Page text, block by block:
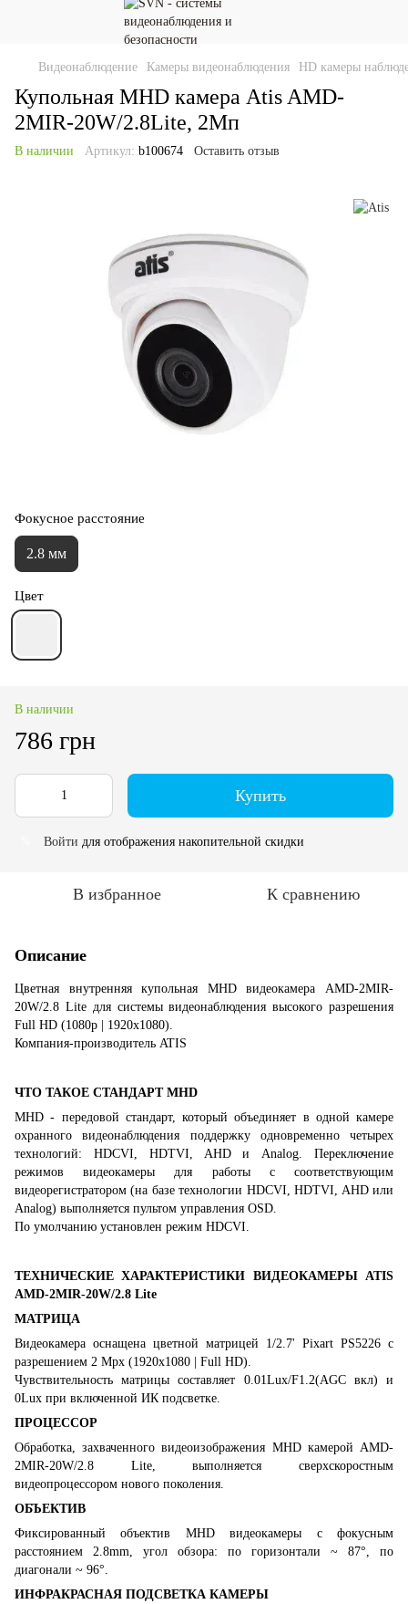
Видеонаблюдение Камеры видеонаблюдения HD камеры
Купольная MHD камера Atis AMD-
2MIR-20W/2.8Lite, 2Мп
В наличии Артикул: b100674 Оставить отзыв
Фокусное расстояние
2.8 мм
Цвет
В наличии
786 грн
Купить
Войти для отображения накопительной скидки
В избранное К сравнению
Описание
Цветная внутренняя купольная MHD видеокамера AMD-2MIR-
20W/2.8 Lite для системы видеонаблюдения высокого разрешения
Full HD (1080p | 1920х1080).
Компания-производитель ATIS
ЧТО ТАКОЕ СТАНДАРТ MHD
MHD - передовой стандарт, который объединяет в одной камере
охранного видеонаблюдения поддержку одновременно четырех
технологий: HDCVI, HDTVI, AHD и Analog. Переключение
режимов видеокамеры для работы с соответствующим
видеорегистратором (на базе технологии HDCVI, HDTVI, AHD или
Analog) выполняется пультом управления OSD.
По умолчанию установлен режим HDCVI.
ТЕХНИЧЕСКИЕ ХАРАКТЕРИСТИКИ ВИДЕОКАМЕРЫ ATIS
AMD-2MIR-20W/2.8 Lite
МАТРИЦА
Видеокамера оснащена цветной матрицей 1/2.7' Pixart PS5226 с
разрешением 2 Mpx (1920х1080 | Full HD).
Чувствительность матрицы составляет 0.01Lux/F1.2(AGC вкл) и
0Lux при включенной ИК подсветке.
ПРОЦЕССОР
Обработка, захваченного видеоизображения MHD камерой AMD-
2MIR-20W/2.8 Lite, выполняется сверхскоростным
видеопроцессором нового поколения.
ОБЪЕКТИВ
Фиксированный объектив MHD видеокамеры с фокусным
расстоянием 2.8mm, угол обзора: по горизонтали ~ 87°, по
диагонали ~ 96°.
ИНФРАКРАСНАЯ ПОДСВЕТКА КАМЕРЫ